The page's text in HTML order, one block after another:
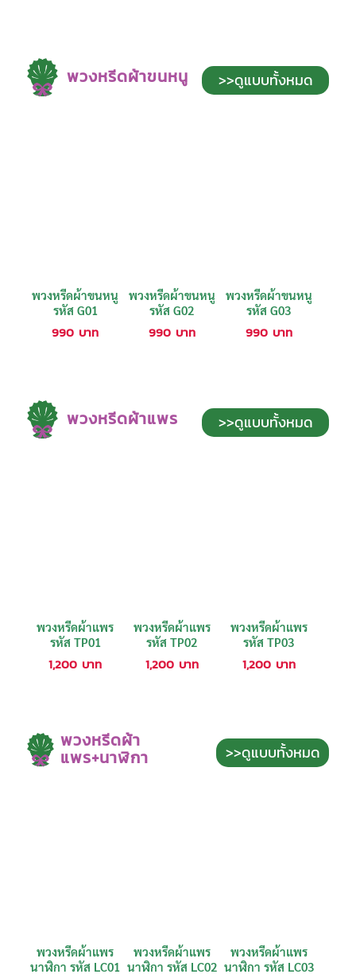
พวงหรีดผ้าขนหนู >>ดูแบบทั้งหมด
พวงหรีดผ้าขนหนู
รหัส G01
990 บาท
พวงหรีดผ้าขนหนู
รหัส G02
990 บาท
พวงหรีดผ้าขนหนู
รหัส G03
990 บาท
พวงหรีดผ้าแพร >>ดูแบบทั้งหมด
พวงหรีดผ้าแพร
รหัส TP01
1,200 บาท
พวงหรีดผ้าแพร
รหัส TP02
1,200 บาท
พวงหรีดผ้าแพร
รหัส TP03
1,200 บาท
พวงหรีดผ้า
แพร+นาฬิกา >>ดูแบบทั้งหมด
พวงหรีดผ้าแพร
นาฬิกา รหัส LC01
พวงหรีดผ้าแพร
นาฬิกา รหัส LC02
พวงหรีดผ้าแพร
นาฬิกา รหัส LC03